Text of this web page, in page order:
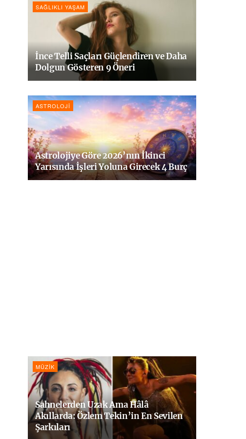
SAĞLIKLI YAŞAM
İnce Telli Saçları Güçlendiren ve Daha
Dolgun Gösteren 9 Öneri
ASTROLOJI
Astrolojiye Göre 2026’nın İkinci
Yarısında İşleri Yoluna Girecek 4 Burç
MÜZIK
Sahnelerden Uzak Ama Hâlâ
Akıllarda: Özlem Tekin’in En Sevilen
Şarkıları